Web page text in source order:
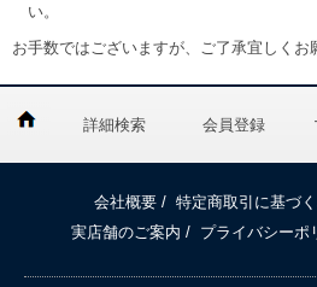
い。
お手数ではございますが、ご了承宜しくお
詳細検索 会員登録
会社概要 / 特定商取引に基づ
実店舗のご案内 / プライバシーポ